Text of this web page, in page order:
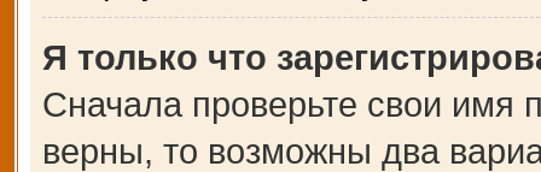
Я только что
Сначала проверьте свои имя
верны, то возможны два